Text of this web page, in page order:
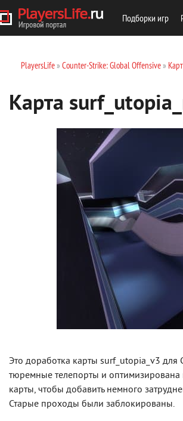
Подборки игр
PlayersLife» Counter-Strike: Global Offensive»
Карта
Это доработка карты surf_utopia_v3 для
тюремные телепорты и
карты, чтобы добавить немного
Старые проходы были заблокированы.